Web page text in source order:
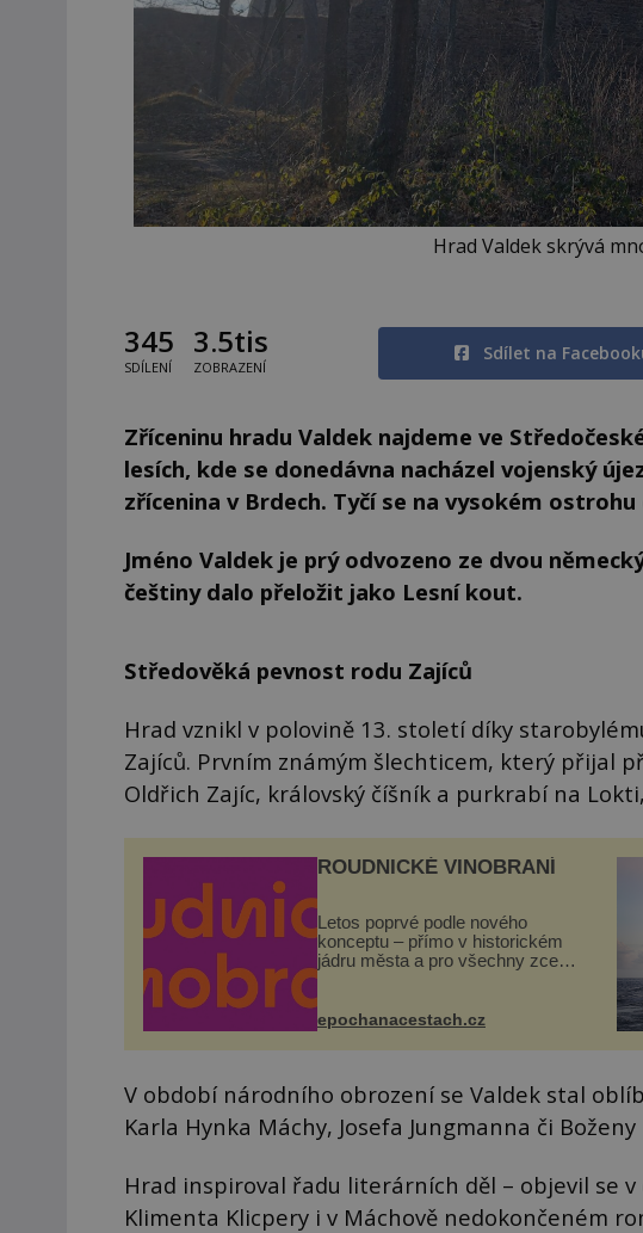
Hrad Valdek skrývá
345
SDÍLENÍ
3.5tis
ZOBRAZENÍ
Sdílet na
Zříceninu hradu Valdek najdeme ve
lesích, kde se donedávna nacházel vojenský
zřícenina v Brdech. Tyčí se na vysokém
Jméno Valdek je prý odvozeno ze dvou
češtiny dalo přeložit jako Lesní kout.
Středověká pevnost rodu Zajíců
Hrad vznikl v polovině 13. století díky
Zajíců. Prvním známým šlechticem, který přijal
Oldřich Zajíc, královský číšník a purkrabí na
ROUDNICKÉ VINOBRANÍ
Letos poprvé podle nového
konceptu – přímo v historickém
jádru města a pro všechny zcela
náměstí. Návštěvníci se mohou
epochanacestach.cz
V období národního obrození se Valdek stal
Karla Hynka Máchy, Josefa Jungmanna či Boženy
Hrad inspiroval řadu literárních děl – objevil se
Klimenta Klicpery i v Máchově nedokončeném